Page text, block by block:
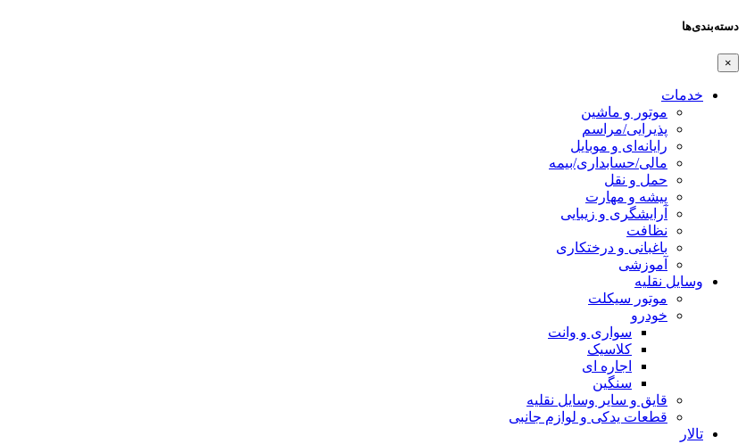
دسته‌بندی‌ها
×
خدمات
موتور و ماشین
پذیرایی/مراسم
رایانه‌ای و موبایل
مالی/حسابداری/بیمه
حمل و نقل
پیشه و مهارت
آرایشگری و زیبایی
نظافت
باغبانی و درختکاری
آموزشی
وسایل نقلیه
موتور سیکلت
خودرو
سواری و وانت
کلاسیک
اجاره ای
سنگین
قایق و سایر وسایل نقلیه
قطعات یدکی و لوازم جانبی
تالار